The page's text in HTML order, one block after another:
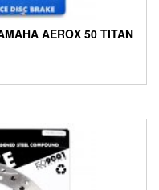
AEROX 50 TITAN